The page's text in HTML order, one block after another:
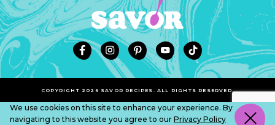
COPYRIGHT 2026 SAVOR RECIPES. ALL RIGHTS RESERVED.
We use cookies on this site to enhance your experience. By
navigating to this website you agree to our Privacy Policy